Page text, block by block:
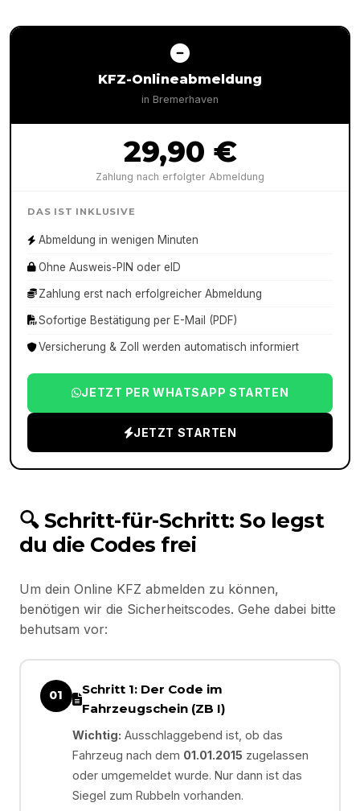
KFZ-Onlineabmeldung
in Bremerhaven
29,90 €
Zahlung nach erfolgter Abmeldung
DAS IST INKLUSIVE
Abmeldung in wenigen Minuten
Ohne Ausweis-PIN oder eID
Zahlung erst nach erfolgreicher Abmeldung
Sofortige Bestätigung per E-Mail (PDF)
Versicherung & Zoll werden automatisch informiert
JETZT PER WHATSAPP STARTEN
JETZT STARTEN
🔍 Schritt-für-Schritt: So legst
du die Codes frei
Um dein Online KFZ abmelden zu können,
benötigen wir die Sicherheitscodes. Gehe dabei bitte
behutsam vor:
01
Schritt 1: Der Code im
Fahrzeugschein (ZB I)
Wichtig: Ausschlaggebend ist, ob das
Fahrzeug nach dem 01.01.2015 zugelassen
oder umgemeldet wurde. Nur dann ist das
Siegel zum Rubbeln vorhanden.